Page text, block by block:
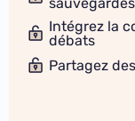
Intégrez la
débats
Partagez